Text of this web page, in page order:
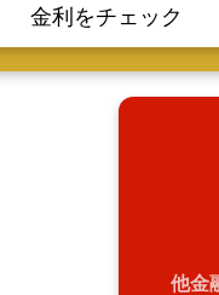
金利をチェック
他金